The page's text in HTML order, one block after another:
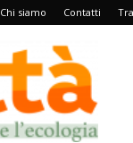
Chi siamo Contatti